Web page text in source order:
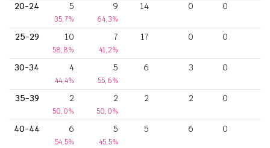
20-24 5
35,7%
9
64,3%
14 0 0
25-29 10
58,8%
7
41,2%
17 0 0
30-34 4
44,4%
5
55,6%
6 3 0
35-39 2
50,0%
2
50,0%
2 2 0
40-44 6
54,5%
5
45,5%
5 6 0